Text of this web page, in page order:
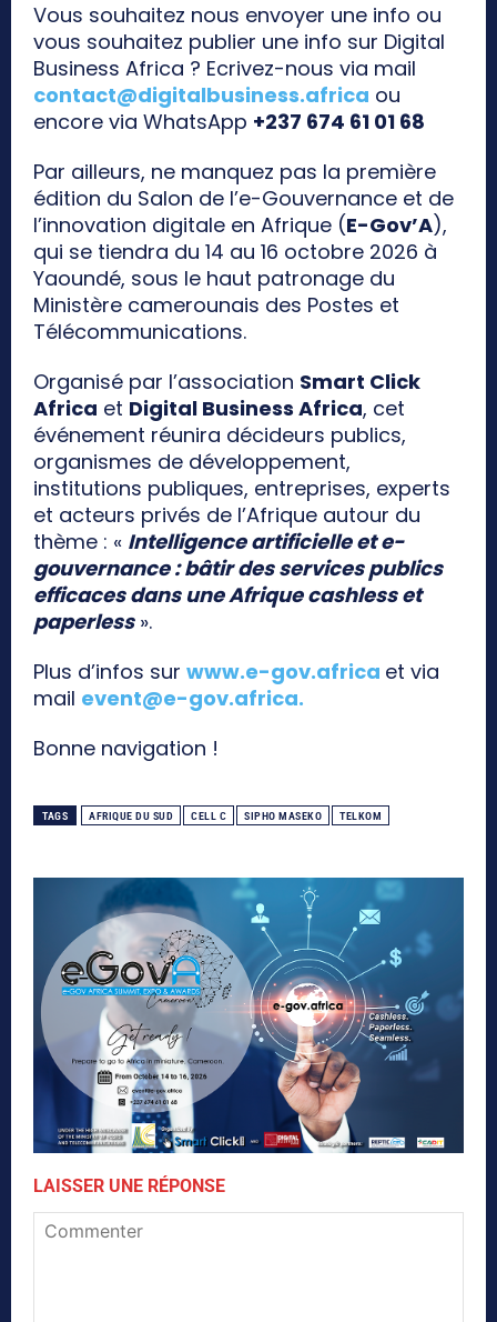
Vous souhaitez nous envoyer une info ou
vous souhaitez publier une info sur Digital
Business Africa ? Ecrivez-nous via mail
contact@digitalbusiness.africa ou
encore via WhatsApp +237 674 61 01 68
Par ailleurs, ne manquez pas la première
édition du Salon de l’e-Gouvernance et de
l’innovation digitale en Afrique (E-Gov’A),
qui se tiendra du 14 au 16 octobre 2026 à
Yaoundé, sous le haut patronage du
Ministère camerounais des Postes et
Télécommunications.
Organisé par l’association Smart Click
Africa et Digital Business Africa, cet
événement réunira décideurs publics,
organismes de développement,
institutions publiques, entreprises, experts
et acteurs privés de l’Afrique autour du
thème : « Intelligence artificielle et e-
gouvernance : bâtir des services publics
efficaces dans une Afrique cashless et
paperless».
Plus d’infos sur www.e-gov.africa et via
mail event@e-gov.africa.
Bonne navigation !
TAGS AFRIQUE DU SUD CELL C SIPHO MASEKO TELKOM
LAISSER UNE RÉPONSE